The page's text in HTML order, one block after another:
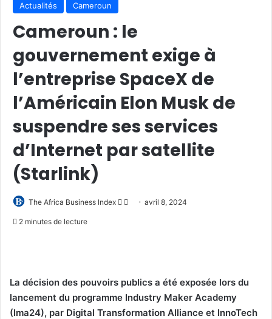
Actualités Cameroun
Cameroun : le
gouvernement exige à
l’entreprise SpaceX de
l’Américain Elon Musk de
suspendre ses services
d’Internet par satellite
(Starlink)
The Africa Business Index
Follow
Envoyeravril 8, 2024
2 minutes de lecture
La décision des pouvoirs publics a été exposée lors du
lancement du programme Industry Maker Academy
(Ima24), par Digital Transformation Alliance et InnoTech